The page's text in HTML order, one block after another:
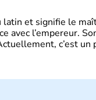
et signifie le
avec l’empereur.
c’est